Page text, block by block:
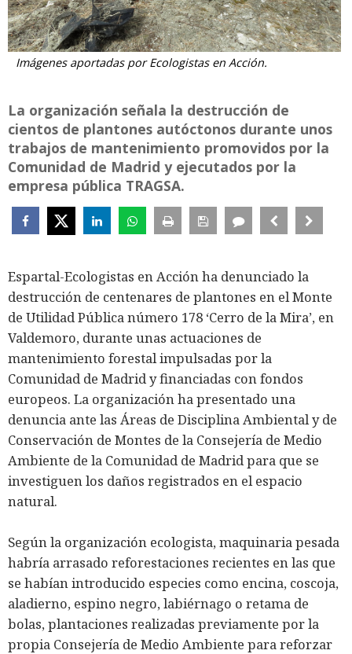
Imágenes aportadas por Ecologistas en Acción.
La organización señala la destrucción de
cientos de plantones autóctonos durante unos
trabajos de mantenimiento promovidos por la
Comunidad de Madrid y ejecutados por la
empresa pública TRAGSA.
Espartal-Ecologistas en Acción ha denunciado la
destrucción de centenares de plantones en el Monte
de Utilidad Pública número 178 ‘Cerro de la Mira’, en
Valdemoro, durante unas actuaciones de
mantenimiento forestal impulsadas por la
Comunidad de Madrid y financiadas con fondos
europeos. La organización ha presentado una
denuncia ante las Áreas de Disciplina Ambiental y de
Conservación de Montes de la Consejería de Medio
Ambiente de la Comunidad de Madrid para que se
investiguen los daños registrados en el espacio
natural.
Según la organización ecologista, maquinaria pesada
habría arrasado reforestaciones recientes en las que
se habían introducido especies como encina, coscoja,
aladierno, espino negro, labiérnago o retama de
bolas, plantaciones realizadas previamente por la
propia Consejería de Medio Ambiente para reforzar